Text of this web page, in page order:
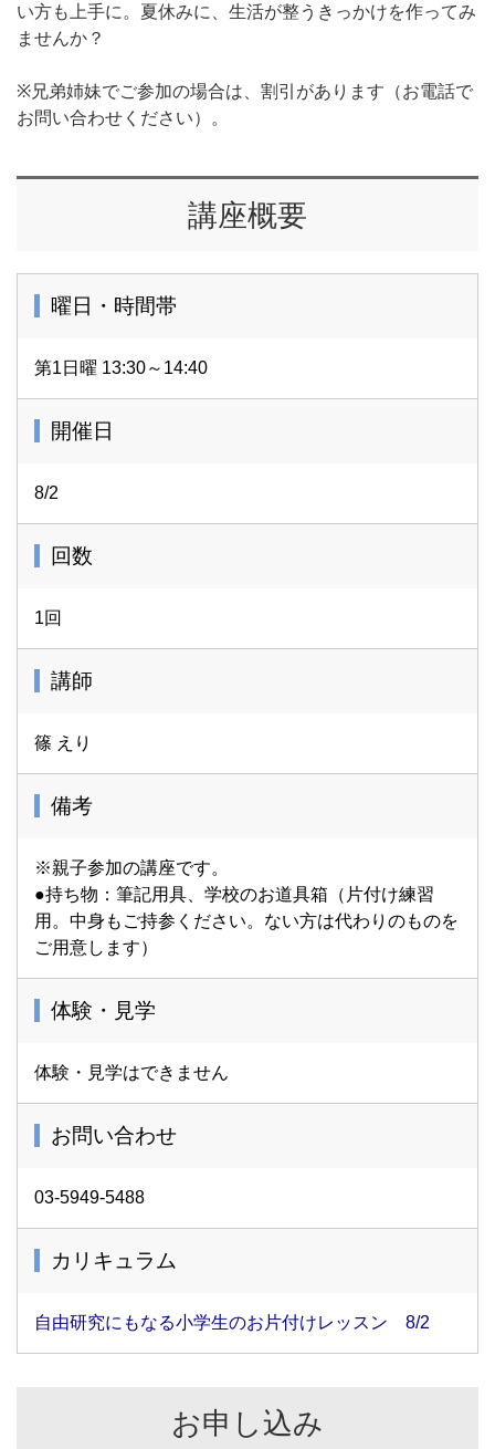
い方も上手に。夏休みに、生活が整うきっかけを作ってみ
ませんか？
※兄弟姉妹でご参加の場合は、割引があります（お電話で
お問い合わせください）。
講座概要
曜日・時間帯
第1日曜 13:30～14:40
開催日
8/2
回数
1回
講師
篠 えり
備考
※親子参加の講座です。
●持ち物：筆記用具、学校のお道具箱（片付け練習
用。中身もご持参ください。ない方は代わりのものを
ご用意します）
体験・見学
体験・見学はできません
お問い合わせ
03-5949-5488
カリキュラム
自由研究にもなる小学生のお片付けレッスン 8/2
お申し込み